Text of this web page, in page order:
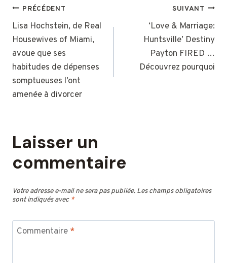
NAVIGATION
DE
L’ARTICLE
PRÉCÉDENT
Lisa Hochstein, de Real
Housewives of Miami,
avoue que ses
habitudes de dépenses
somptueuses l’ont
amenée à divorcer
SUIVANT
‘Love & Marriage:
Huntsville’ Destiny
Payton FIRED …
Découvrez pourquoi
Laisser un
commentaire
Votre adresse e-mail ne sera pas publiée. Les champs obligatoires
sont indiqués avec *
Commentaire *